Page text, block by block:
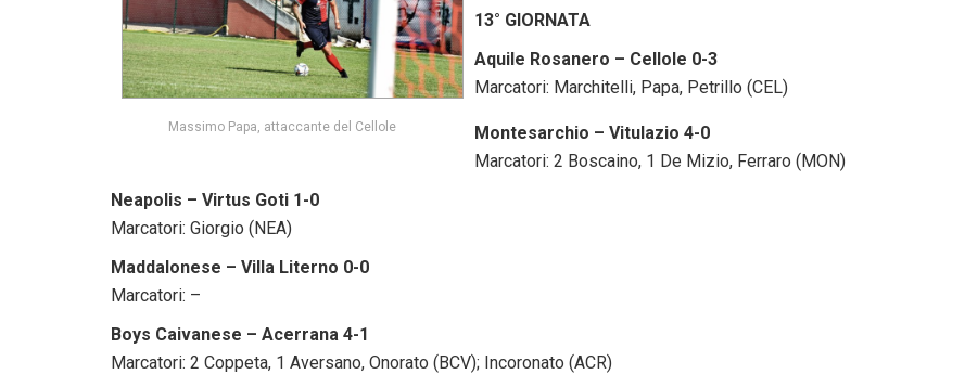
Massimo Papa, attaccante del Cellole
13° GIORNATA
Aquile Rosanero – Cellole 0-3
Marcatori: Marchitelli, Papa, Petrillo (CEL)
Montesarchio – Vitulazio 4-0
Marcatori: 2 Boscaino, 1 De Mizio, Ferraro (MON)
Neapolis – Virtus Goti 1-0
Marcatori: Giorgio (NEA)
Maddalonese – Villa Literno 0-0
Marcatori: –
Boys Caivanese – Acerrana 4-1
Marcatori: 2 Coppeta, 1 Aversano, Onorato (BCV); Incoronato (ACR)